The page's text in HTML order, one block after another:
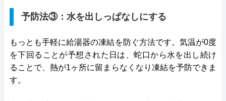
予防法③：水を出しっぱなしにする
もっとも手軽に給湯器の凍結を防ぐ方法です。気温が0度
を下回ることが予想された日は、蛇口から水を出し続け
ることで、熱が1ヶ所に留まらなくなり凍結を予防できま
す。